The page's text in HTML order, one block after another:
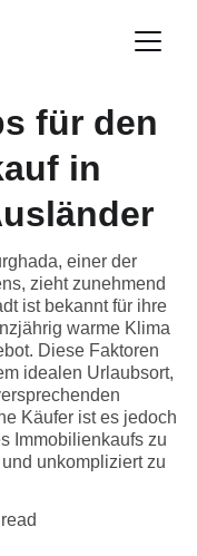
für den
in
einer der
zieht zunehmend
ist bekannt für ihre
warme Klima
Diese Faktoren
idealen Urlaubsort,
Käufer ist es jedoch
Immobilienkaufs zu
unkompliziert zu